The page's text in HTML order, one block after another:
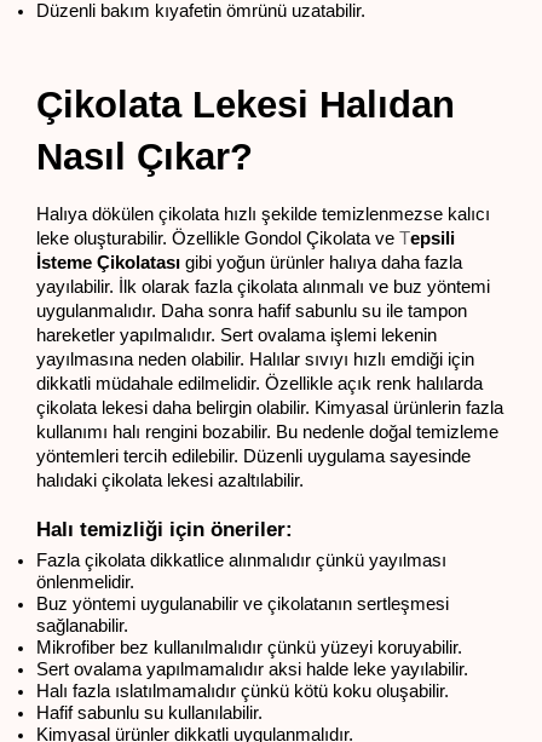
Düzenli bakım kıyafetin ömrünü uzatabilir.
Çikolata Lekesi Halıdan
Nasıl Çıkar?
Halıya dökülen çikolata hızlı şekilde temizlenmezse kalıcı
leke oluşturabilir. Özellikle Gondol Çikolata ve Tepsili
İsteme Çikolatası gibi yoğun ürünler halıya daha fazla
yayılabilir. İlk olarak fazla çikolata alınmalı ve buz yöntemi
uygulanmalıdır. Daha sonra hafif sabunlu su ile tampon
hareketler yapılmalıdır. Sert ovalama işlemi lekenin
yayılmasına neden olabilir. Halılar sıvıyı hızlı emdiği için
dikkatli müdahale edilmelidir. Özellikle açık renk halılarda
çikolata lekesi daha belirgin olabilir. Kimyasal ürünlerin fazla
kullanımı halı rengini bozabilir. Bu nedenle doğal temizleme
yöntemleri tercih edilebilir. Düzenli uygulama sayesinde
halıdaki çikolata lekesi azaltılabilir.
Halı temizliği için öneriler:
Fazla çikolata dikkatlice alınmalıdır çünkü yayılması
önlenmelidir.
Buz yöntemi uygulanabilir ve çikolatanın sertleşmesi
sağlanabilir.
Mikrofiber bez kullanılmalıdır çünkü yüzeyi koruyabilir.
Sert ovalama yapılmamalıdır aksi halde leke yayılabilir.
Halı fazla ıslatılmamalıdır çünkü kötü koku oluşabilir.
Hafif sabunlu su kullanılabilir.
Kimyasal ürünler dikkatli uygulanmalıdır.